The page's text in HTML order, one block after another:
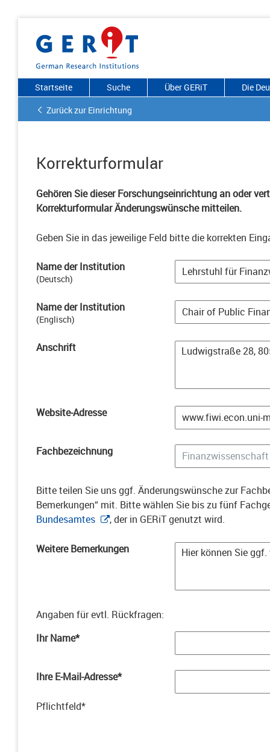
Startseite Suche Über GERiT
Die
Zurück zur Einrichtung
Korrekturformular
Gehören Sie dieser Forschungseinrichtung an oder
Korrekturformular Änderungswünsche mitteilen.
Geben Sie in das jeweilige Feld bitte die korrekten
Name der Institution
(Deutsch)
Name der Institution
(Englisch)
Anschrift
Website-Adresse
Fachbezeichnung
Bitte teilen Sie uns ggf. Änderungswünsche zur
Bemerkungen“ mit. Bitte wählen Sie bis zu fünf
Bundesamtes
, der in GERiT genutzt wird.
Weitere Bemerkungen
Angaben für evtl. Rückfragen:
Ihr Name*
Ihre E-Mail-Adresse*
Pflichtfeld*